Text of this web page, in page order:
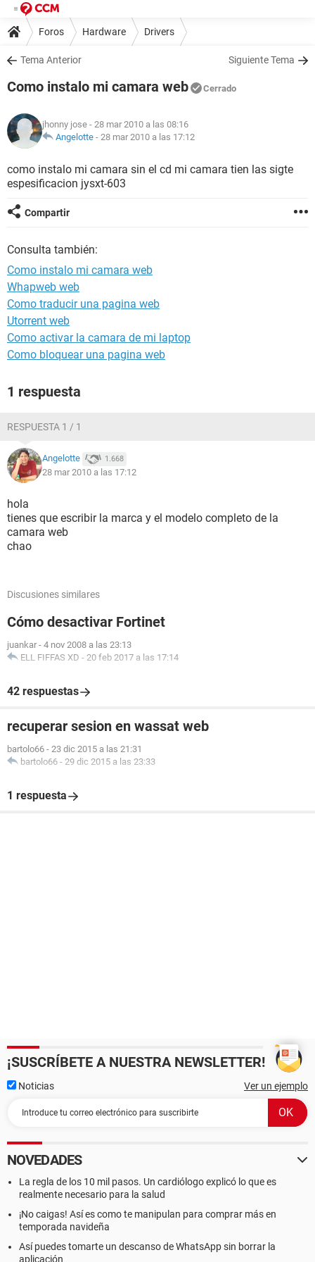
Foros Hardware Drivers
Tema Anterior Siguiente Tema
Como instalo mi camara web Cerrado
jhonny jose - 28 mar 2010 a las 08:16
Angelotte - 28 mar 2010 a las 17:12
como instalo mi camara sin el cd mi camara tien las sigte
espesificacion jysxt-603
Compartir
Consulta también:
Como instalo mi camara web
Whapweb web
Como traducir una pagina web
Utorrent web
Como activar la camara de mi laptop
Como bloquear una pagina web
1 respuesta
RESPUESTA 1 / 1
Angelotte 1.668
28 mar 2010 a las 17:12
hola
tienes que escribir la marca y el modelo completo de la
camara web
chao
Discusiones similares
Cómo desactivar Fortinet
juankar - 4 nov 2008 a las 23:13
ELL FIFFAS XD - 20 feb 2017 a las 17:14
42 respuestas
recuperar sesion en wassat web
bartolo66 - 23 dic 2015 a las 21:31
bartolo66 - 29 dic 2015 a las 23:33
1 respuesta
¡SUSCRÍBETE A NUESTRA NEWSLETTER!
Noticias Ver un ejemplo
NOVEDADES
La regla de los 10 mil pasos. Un cardiólogo explicó lo que es
realmente necesario para la salud
¡No caigas! Así es como te manipulan para comprar más en
temporada navideña
Así puedes tomarte un descanso de WhatsApp sin borrar la
aplicación